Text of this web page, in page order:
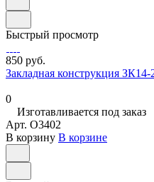
Быстрый просмотр
850 руб.
Закладная конструкция ЗК14-
0
Изготавливается под заказ
Арт. O3402
В корзину В корзине